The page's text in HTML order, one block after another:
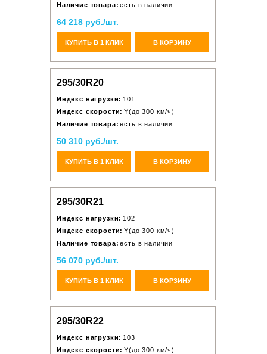
Наличие товара: есть в наличии
64 218 руб./шт.
КУПИТЬ В 1 КЛИК В КОРЗИНУ
295/30R20
Индекс нагрузки: 101
Индекс скорости: Y(до 300 км/ч)
Наличие товара: есть в наличии
50 310 руб./шт.
КУПИТЬ В 1 КЛИК В КОРЗИНУ
295/30R21
Индекс нагрузки: 102
Индекс скорости: Y(до 300 км/ч)
Наличие товара: есть в наличии
56 070 руб./шт.
КУПИТЬ В 1 КЛИК В КОРЗИНУ
295/30R22
Индекс нагрузки: 103
Индекс скорости: Y(до 300 км/ч)